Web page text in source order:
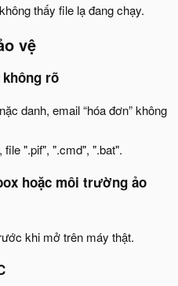
thấy file lạ đang chạy.
vệ​
rõ​
danh, email “hóa đơn” không
".pif", ".cmd", ".bat".
hoặc môi trường ảo
khi mở trên máy thật.